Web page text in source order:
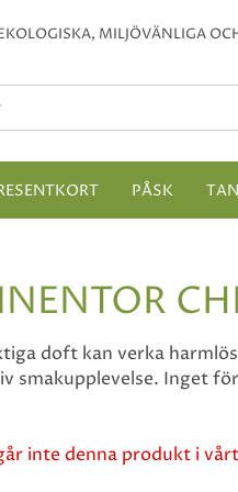
MILJÖVÄNLIGA
PÅSK
doft kan verka
smakupplevelse. Inget
inte denna produkt i